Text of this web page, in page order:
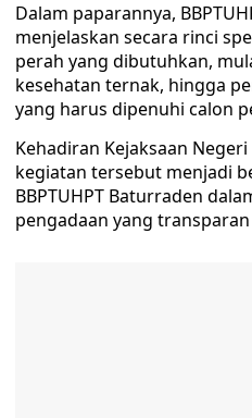
Dalam paparannya,
menjelaskan secara rinci
perah yang dibutuhkan,
kesehatan ternak, hingga
yang harus dipenuhi calon
Kehadiran Kejaksaan
kegiatan tersebut menjadi
BBPTUHPT Baturraden
pengadaan yang